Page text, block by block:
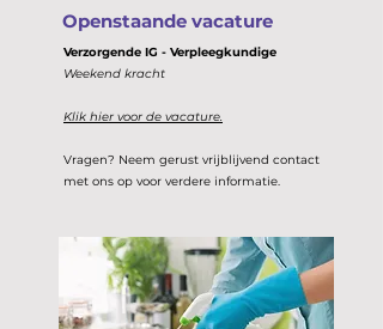
Openstaande vacature
Verzorgende IG - Verpleegkundige
Weekend kracht
Klik hier voor de vacature.
Vragen? Neem gerust vrijblijvend contact
met ons op voor verdere informatie.